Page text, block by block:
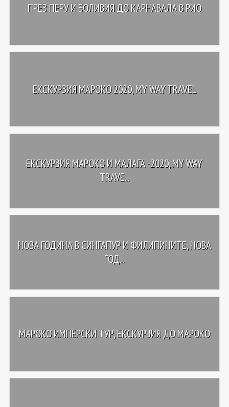
ПРЕЗ ПЕРУ И БОЛИВИЯ ДО КАРНАВАЛА В РИО
ЕКСКУРЗИЯ МАРОКО 2020, MY WAY TRAVEL
ЕКСКУРЗИЯ МАРОКО И МАЛАГА -2020, MY WAY
TRAVE...
НОВА ГОДИНА В СИНГАПУР И ФИЛИПИНИТЕ, НОВА
ГОД...
МАРОКО ИМПЕРСКИ ТУР, ЕКСКУРЗИЯ ДО МАРОКО